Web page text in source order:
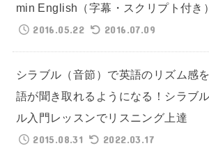
min English（字幕・スクリプト付き）
2016.05.22
2016.07.09
シラブル（音節）で英語のリズム感
語が聞き取れるようになる！シラブ
ル入門レッスンでリスニング上達
2015.08.31
2022.03.17